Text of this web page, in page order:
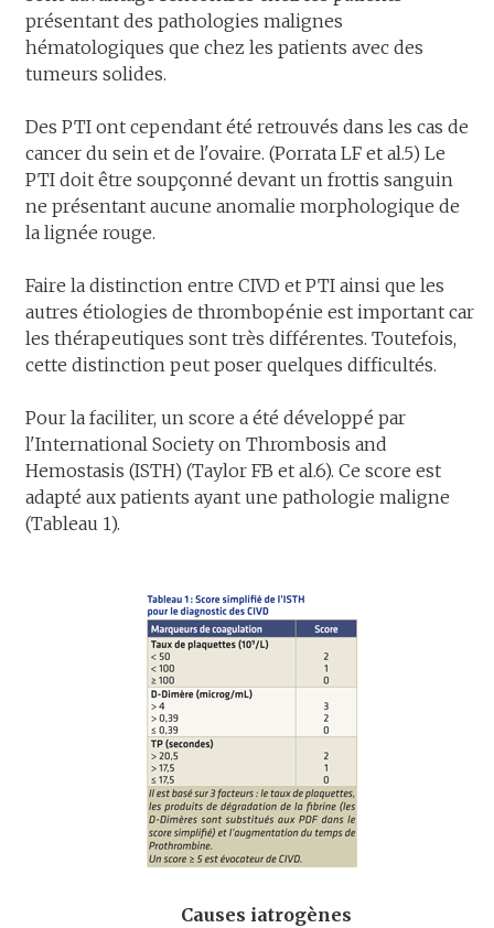
présentant des pathologies malignes
hématologiques que chez les patients avec des
tumeurs solides.
Des PTI ont cependant été retrouvés dans les cas de
cancer du sein et de l'ovaire. (Porrata LF et al.5) Le
PTI doit être soupçonné devant un frottis sanguin
ne présentant aucune anomalie morphologique de
la lignée rouge.
Faire la distinction entre CIVD et PTI ainsi que les
autres étiologies de thrombopénie est important car
les thérapeutiques sont très différentes. Toutefois,
cette distinction peut poser quelques difficultés.
Pour la faciliter, un score a été développé par
l'International Society on Thrombosis and
Hemostasis (ISTH) (Taylor FB et al.6). Ce score est
adapté aux patients ayant une pathologie maligne
(Tableau 1).
Causes iatrogènes